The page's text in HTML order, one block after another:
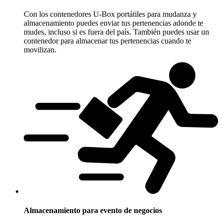
Con los contenedores U-Box portátiles para mudanza y
almacenamiento puedes enviar tus pertenencias adonde te
mudes, incluso si es fuera del país. También puedes usar un
contenedor para almacenar tus pertenencias cuando te
movilizan.
Almacenamiento para evento de negocios